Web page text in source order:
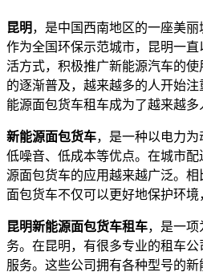
昆明 ，是中国西南地区的一座美丽
作为全国环保示范城市，昆明一
活方式，积极推广新能源汽车的
的逐渐普及，越来越多的人开始
能源面包货车租车成为了越来越多
新能源面包货车，是一种以电力为
低噪音、低成本等优点。在城市
源面包货车的应用越来越广泛。
面包货车不仅可以更好地保护环境
昆明新能源面包货车租车，是一
务。在昆明，有很多专业的租车
服务。这些公司拥有各种型号的